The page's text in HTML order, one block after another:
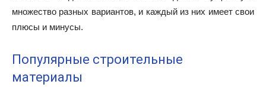
множество разных вариантов, и каждый из них имеет свои
плюсы и минусы.
Популярные строительные
материалы